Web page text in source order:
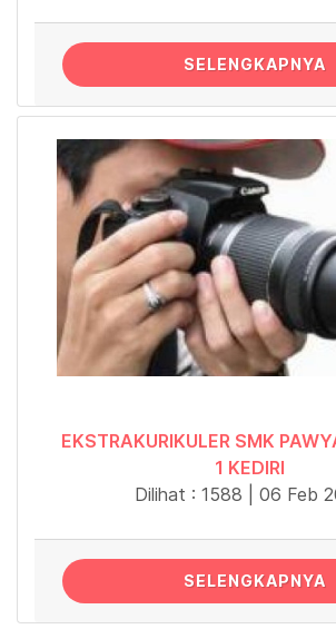
SELENGKAPNYA
EKSTRAKURIKULER SMK
1 KEDIRI
Dilihat : 1588 | 06 Feb
SELENGKAPNYA